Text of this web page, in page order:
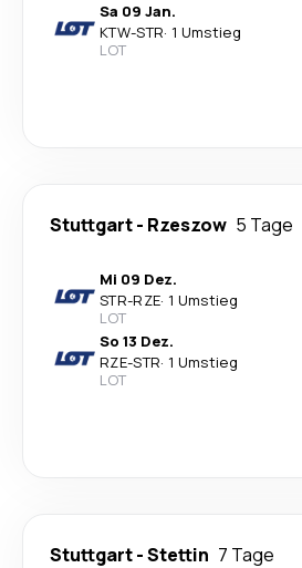
Sa 09 Jan.
KTW-STR· 1 Umstieg
LOT
Stuttgart- Rzeszow 5 Tage
Mi 09 Dez.
STR-RZE· 1 Umstieg
LOT
So 13 Dez.
RZE-STR· 1 Umstieg
LOT
Stuttgart-Stettin 7 Tage